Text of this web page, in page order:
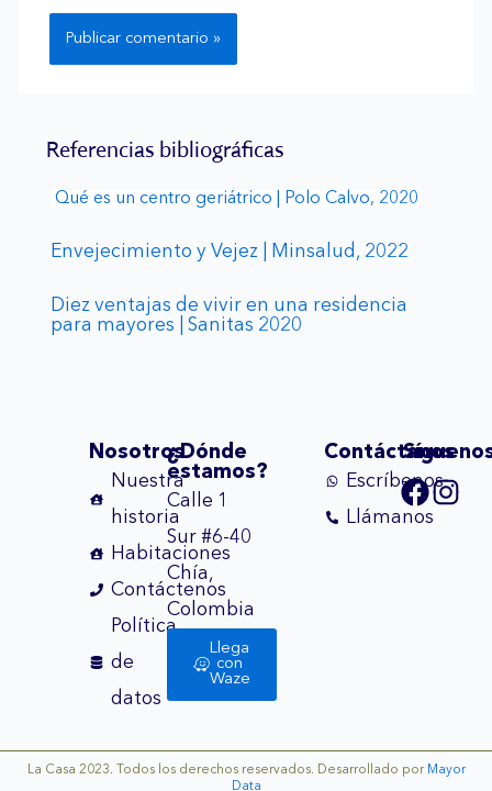
Referencias bibliográficas
Qué es un centro geriátrico | Polo Calvo, 2020
Envejecimiento y Vejez | Minsalud, 2022
Diez ventajas de vivir en una residencia
para mayores | Sanitas 2020
Nosotros
Nuestra
historia
Habitaciones
Contáctenos
Política
de
datos
¿Dónde
estamos?
Calle 1
Sur #6-40
Chía,
Colombia
Llega
con
Waze
Contáctanos
Escríbenos
Llámanos
La Casa 2023. Todos los derechos reservados. Desarrollado por Mayor
Data